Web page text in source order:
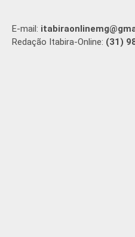
E-mail:
Redação Itabira-Online: (31)